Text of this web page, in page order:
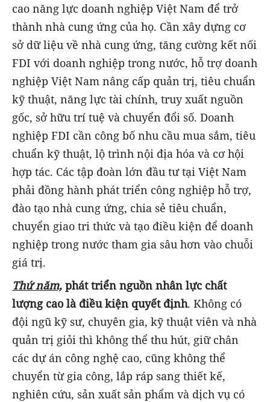
cao năng lực doanh nghiệp Việt Nam để trở
thành nhà cung ứng của họ. Cần xây dựng cơ
sở dữ liệu về nhà cung ứng, tăng cường kết nối
FDI với doanh nghiệp trong nước, hỗ trợ doanh
nghiệp Việt Nam nâng cấp quản trị, tiêu chuẩn
kỹ thuật, năng lực tài chính, truy xuất nguồn
gốc, sở hữu trí tuệ và chuyển đổi số. Doanh
nghiệp FDI cần công bố nhu cầu mua sắm, tiêu
chuẩn kỹ thuật, lộ trình nội địa hóa và cơ hội
hợp tác. Các tập đoàn lớn đầu tư tại Việt Nam
phải đồng hành phát triển công nghiệp hỗ trợ,
đào tạo nhà cung ứng, chia sẻ tiêu chuẩn,
chuyển giao tri thức và tạo điều kiện để doanh
nghiệp trong nước tham gia sâu hơn vào chuỗi
giá trị.
Thứ năm, phát triển nguồn nhân lực chất
lượng cao là điều kiện quyết định. Không có
đội ngũ kỹ sư, chuyên gia, kỹ thuật viên và nhà
quản trị giỏi thì không thể thu hút, giữ chân
các dự án công nghệ cao, cũng không thể
chuyển từ gia công, lắp ráp sang thiết kế,
nghiên cứu, sản xuất sản phẩm và dịch vụ có